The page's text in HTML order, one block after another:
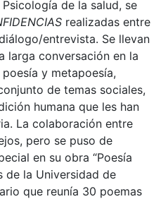
de la salud, se
realizadas entre
entrevista. Se llevan
larga conversación en la
y metapoesía,
de temas sociales,
humana que les han
La colaboración entre
pero se puso de
en su obra “Poesía
de la Universidad de
que reunía 30 poemas